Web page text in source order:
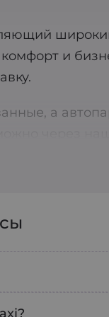
и
а
терминал,